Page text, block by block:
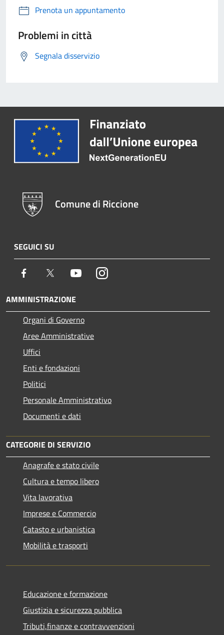
Prenota un appuntamento
Problemi in città
Segnala disservizio
Comune di Riccione
SEGUICI SU
Facebook Twitter YoutubeInstagram
AMMINISTRAZIONE
Organi di Governo
Aree Amministrative
Uffici
Enti e fondazioni
Politici
Personale Amministrativo
Documenti e dati
CATEGORIE DI SERVIZIO
Anagrafe e stato civile
Cultura e tempo libero
Vita lavorativa
Imprese e Commercio
Catasto e urbanistica
Mobilità e trasporti
Educazione e formazione
Giustizia e sicurezza pubblica
Tributi,finanze e contravvenzioni